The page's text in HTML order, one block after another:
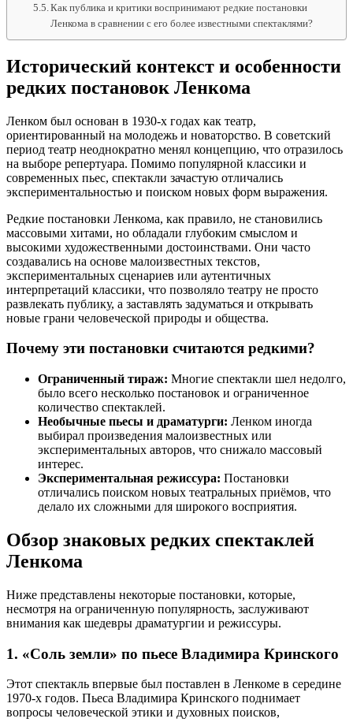
Как публика и критики воспринимают редкие постановки
Ленкома в сравнении с его более известными спектаклями?
Исторический контекст и особенности
редких постановок Ленкома
Ленком был основан в 1930-х годах как театр,
ориентированный на молодежь и новаторство. В советский
период театр неоднократно менял концепцию, что отразилось
на выборе репертуара. Помимо популярной классики и
современных пьес, спектакли зачастую отличались
экспериментальностью и поиском новых форм выражения.
Редкие постановки Ленкома, как правило, не становились
массовыми хитами, но обладали глубоким смыслом и
высокими художественными достоинствами. Они часто
создавались на основе малоизвестных текстов,
экспериментальных сценариев или аутентичных
интерпретаций классики, что позволяло театру не просто
развлекать публику, а заставлять задуматься и открывать
новые грани человеческой природы и общества.
Почему эти постановки считаются редкими?
Ограниченный тираж: Многие спектакли шел недолго,
было всего несколько постановок и ограниченное
количество спектаклей.
Необычные пьесы и драматурги: Ленком иногда
выбирал произведения малоизвестных или
экспериментальных авторов, что снижало массовый
интерес.
Экспериментальная режиссура: Постановки
отличались поиском новых театральных приёмов, что
делало их сложными для широкого восприятия.
Обзор знаковых редких спектаклей
Ленкома
Ниже представлены некоторые постановки, которые,
несмотря на ограниченную популярность, заслуживают
внимания как шедевры драматургии и режиссуры.
1. «Соль земли» по пьесе Владимира Кринского
Этот спектакль впервые был поставлен в Ленкоме в середине
1970-х годов. Пьеса Владимира Кринского поднимает
вопросы человеческой этики и духовных поисков,